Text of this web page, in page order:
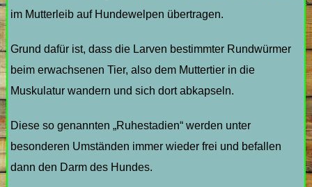
im Mutterleib auf Hundewelpen übertragen.
Grund dafür ist, dass die Larven bestimmter Rundwürmer
beim erwachsenen Tier, also dem Muttertier in die
Muskulatur wandern und sich dort abkapseln.
Diese so genannten „Ruhestadien“ werden unter
besonderen Umständen immer wieder frei und befallen
dann den Darm des Hundes.